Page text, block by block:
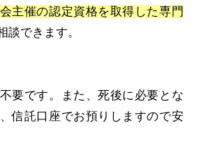
主催の認定資格を取得した専門
談できます。
要です。また、死後に必要とな
信託口座でお預りしますので安